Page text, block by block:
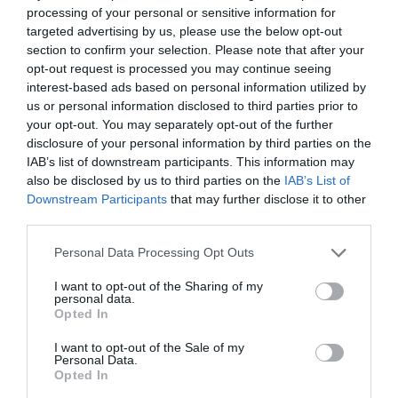
processing of your personal or sensitive information for
targeted advertising by us, please use the below opt-out
section to confirm your selection. Please note that after your
opt-out request is processed you may continue seeing
interest-based ads based on personal information utilized by
us or personal information disclosed to third parties prior to
your opt-out. You may separately opt-out of the further
disclosure of your personal information by third parties on the
IAB’s list of downstream participants. This information may
also be disclosed by us to third parties on the IAB’s List of
Downstream Participants that may further disclose it to other
Please note that this website/app uses one or more Google
not limited to your visit or usage behaviour. You may click to
grant or deny consent to Google and its third-party tags to
use your data for below specified purposes in below Google
consent section.
Personal Data Processing Opt Outs
I want to opt-out of the Sharing of my
personal data.
Opted In
I want to opt-out of the Sale of my
Personal Data.
Opted In
nem érkezett válasz.
euró forintgyengülés árfolyamzuhanás jegybank
mnb kamatemelés infláció árfolyam